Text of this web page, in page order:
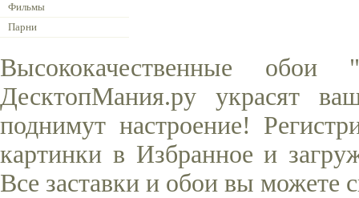
Фильмы
Парни
Высококачественные
ДесктопМания.ру украсят
поднимут настроение!
картинки в Избранное и
Все заставки и обои вы можете